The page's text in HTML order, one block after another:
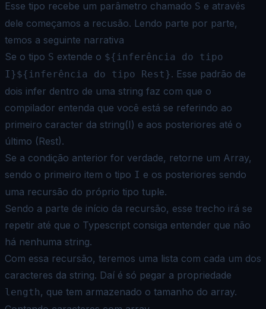
Esse tipo recebe um parâmetro chamado S e através
dele começamos a recusão. Lendo parte por parte,
temos a seguinte narrativa
Se o tipo S extende o ${inferência do tipo
I}${inferência do tipo Rest}. Esse padrão de
dois infer dentro de uma string faz com que o
compilador entenda que você está se referindo ao
primeiro caracter da string(I) e aos posteriores até o
último (Rest).
Se a condição anterior for verdade, retorne um Array,
sendo o primeiro item o tipo I e os posteriores sendo
uma recursão do próprio tipo tuple.
Sendo a parte de início da recursão, esse trecho irá se
repetir até que o Typescript consiga entender que não
há nenhuma string.
Com essa recursão, teremos uma lista com cada um dos
caracteres da string. Daí é só pegar a propriedade
length, que tem armazenado o tamanho do array.